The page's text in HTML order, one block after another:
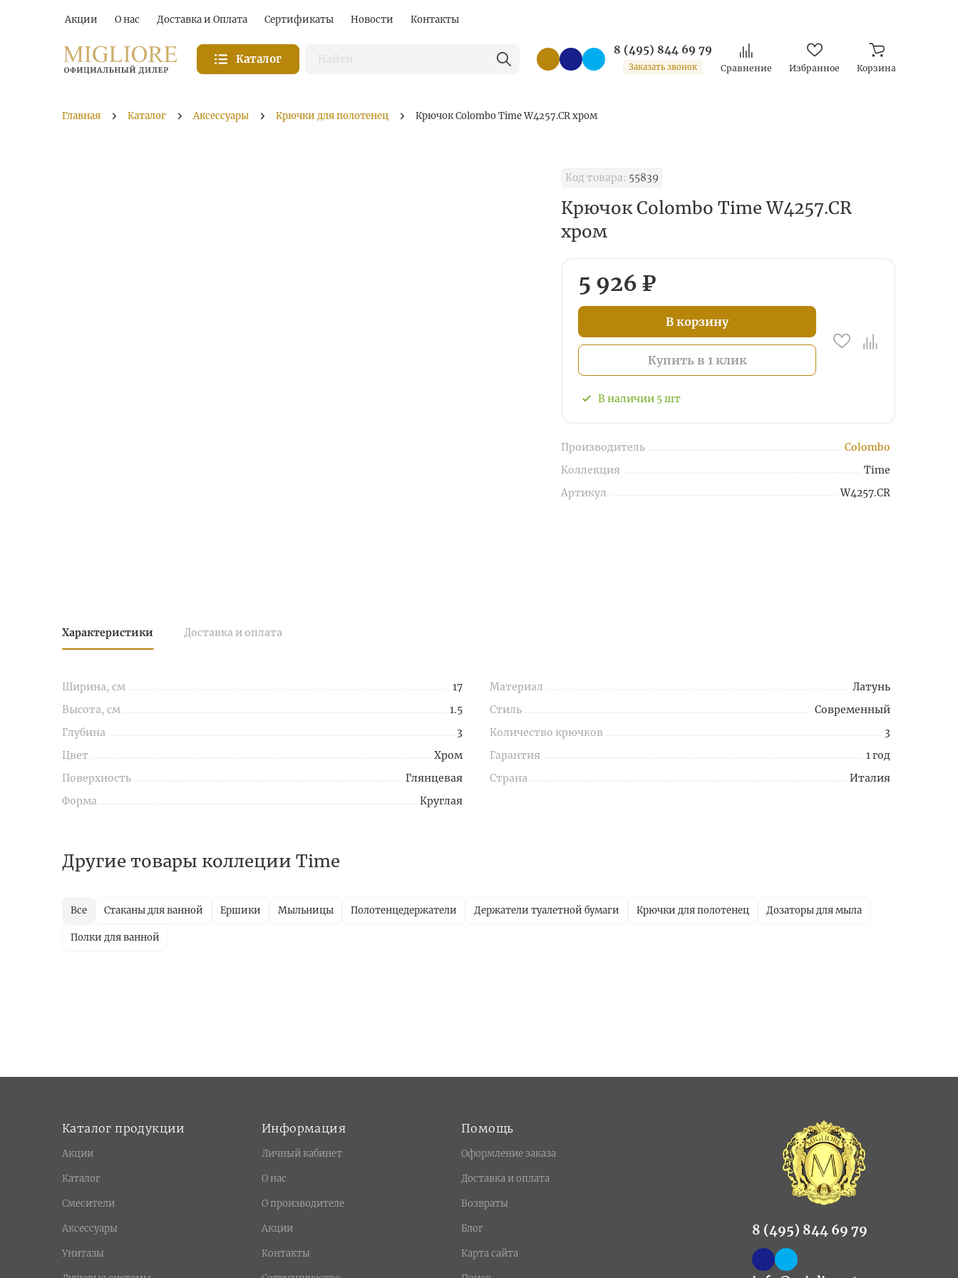
Акции О нас Доставка и Оплата Сертификаты Новости Контакты
Каталог
8 (495) 844 69 79
Заказать звонок Сравнение Избранное Корзина
Главная Каталог Аксессуары Крючки для полотенец Крючок Colombo Time W4257.CR хром
Код товара: 55839
Крючок Colombo Time W4257.CR
хром
5 926 ₽
В корзину
Купить в 1 клик
В наличии 5шт
Производитель
Colombo
Коллекция
Time
Артикул
W4257.CR
Характеристики Доставка и оплата
Ширина, см
17
Высота, см
1.5
Глубина
3
Цвет
Хром
Поверхность
Глянцевая
Форма
Круглая
Материал
Латунь
Стиль
Современный
Количество крючков
3
Гарантия
1 год
Страна
Италия
Другие товары коллеции Time
Все Стаканы для ванной Ершики Мыльницы Полотенцедержатели Держатели туалетной бумаги Крючки для полотенец Дозаторы для мыла
Полки для ванной
Каталог продукции
Акции
Каталог
Смесители
Аксессуары
Унитазы
Информация
Личный кабинет
О нас
О производителе
Акции
Контакты
Помощь
Оформление заказа
Доставка и оплата
Возвраты
Блог
Карта сайта
8 (495) 844 69 79